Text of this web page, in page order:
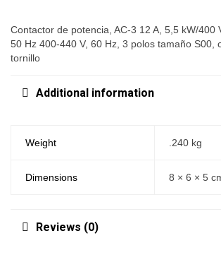
Contactor de potencia, AC-3 12 A, 5,5 kW/400
50 Hz 400-440 V, 60 Hz, 3 polos tamaño S00,
tornillo
Additional information
Weight .240 kg
Dimensions 8 × 6 × 5
Reviews (0)